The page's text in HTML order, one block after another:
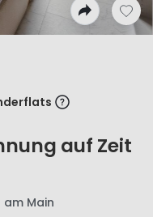
auf Zeit
Main